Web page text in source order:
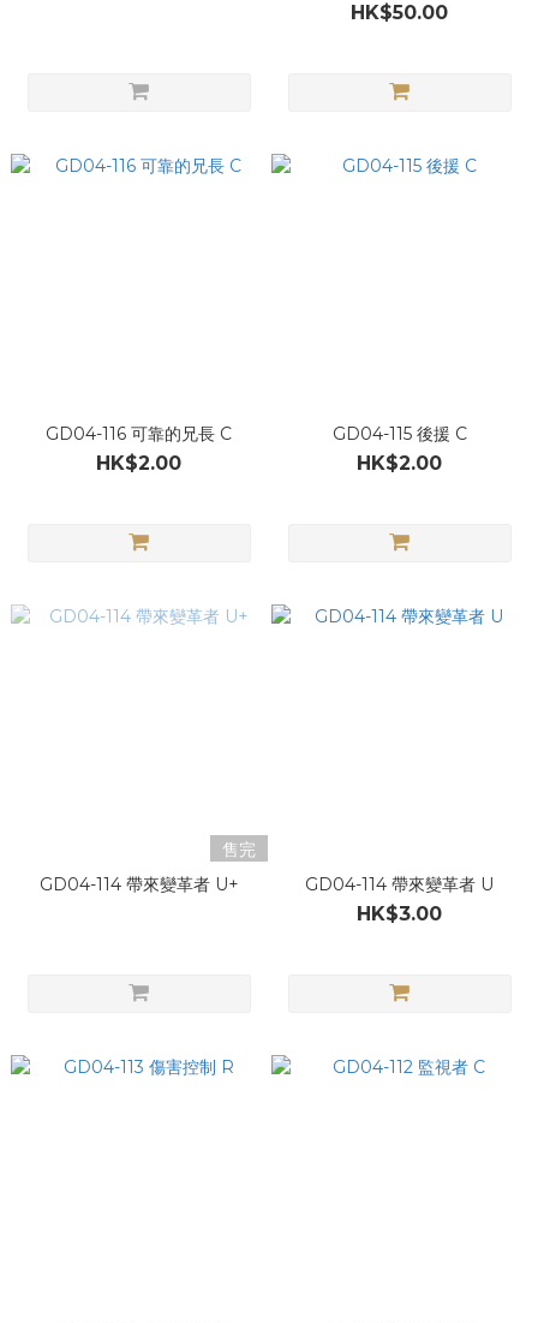
HK$50.00
GD04-116 可靠的兄長 C
HK$2.00
GD04-115 後援 C
HK$2.00
售完
GD04-114 帶來變革者 U+
GD04-114 帶來變革者 U
HK$3.00